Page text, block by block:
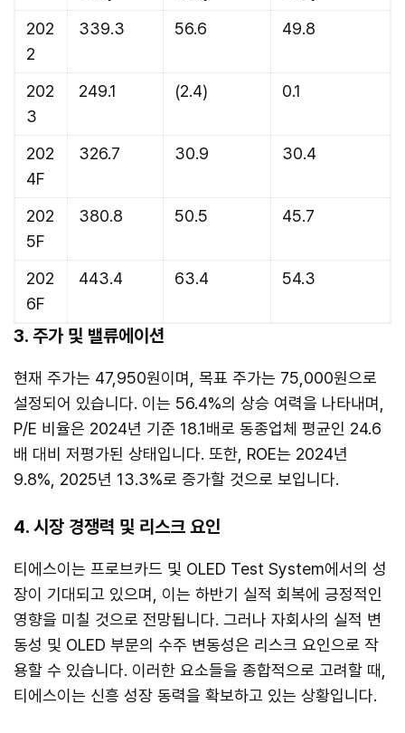
202
2
339.3 56.6 49.8
202
3
249.1 (2.4) 0.1
202
4F
326.7 30.9 30.4
202
5F
380.8 50.5 45.7
202
6F
443.4 63.4 54.3
3. 주가 및 밸류에이션
현재 주가는 47,950원이며, 목표 주가는 75,000원으로
설정되어 있습니다. 이는 56.4%의 상승 여력을 나타내며,
P/E 비율은 2024년 기준 18.1배로 동종업체 평균인 24.6
배 대비 저평가된 상태입니다. 또한, ROE는 2024년
9.8%, 2025년 13.3%로 증가할 것으로 보입니다.
4. 시장 경쟁력 및 리스크 요인
티에스이는 프로브카드 및 OLED Test System에서의 성
장이 기대되고 있으며, 이는 하반기 실적 회복에 긍정적인
영향을 미칠 것으로 전망됩니다. 그러나 자회사의 실적 변
동성 및 OLED 부문의 수주 변동성은 리스크 요인으로 작
용할 수 있습니다. 이러한 요소들을 종합적으로 고려할 때,
티에스이는 신흥 성장 동력을 확보하고 있는 상황입니다.